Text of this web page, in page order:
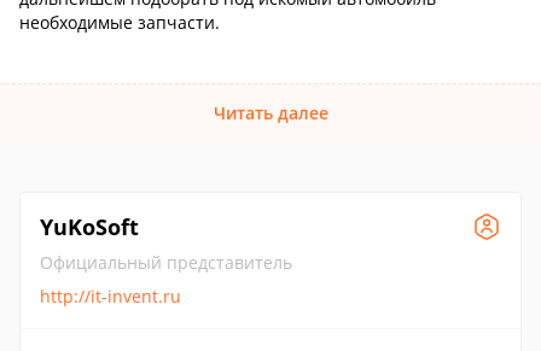
необходимые запчасти.
Читать далее
YuKoSoft
Официальный представитель
http://it-invent.ru